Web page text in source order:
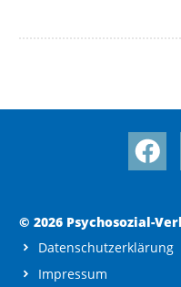
© 2026 Psychosozial-
Datenschutzerklärung
Impressum